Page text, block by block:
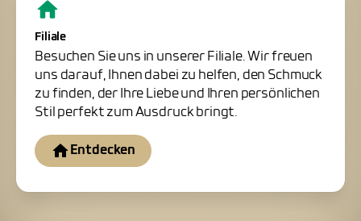
Filiale
Besuchen Sie uns in unserer Filiale. Wir freuen
uns darauf, Ihnen dabei zu helfen, den Schmuck
zu finden, der Ihre Liebe und Ihren persönlichen
Stil perfekt zum Ausdruck bringt.
Entdecken